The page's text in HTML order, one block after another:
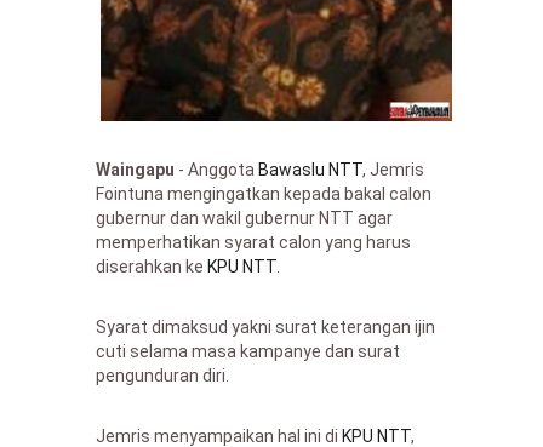
Waingapu - Anggota Bawaslu NTT, Jemris
Fointuna mengingatkan kepada bakal calon
gubernur dan wakil gubernur NTT agar
memperhatikan syarat calon yang harus
diserahkan ke KPU NTT
Syarat dimaksud yakni surat keterangan ijin
cuti selama masa kampanye dan surat
pengunduran diri.
Jemris menyampaikan hal ini di KPU NTT,